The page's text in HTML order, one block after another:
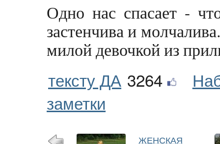
Одно нас спасает -
застенчива и
милой девочкой из
тексту ДА 3264
заметки
ЖЕНСКАЯ